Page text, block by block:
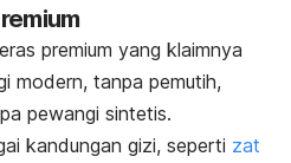
premium yang klaimnya
modern, tanpa pemutih,
pewangi sintetis.
kandungan gizi, seperti zat